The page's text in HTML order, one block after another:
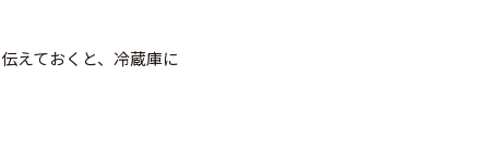
えておくと、冷蔵庫に